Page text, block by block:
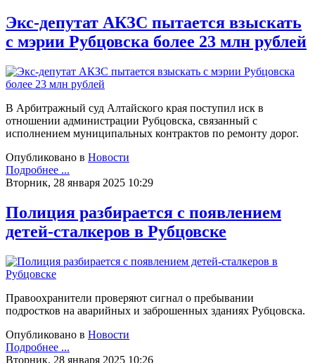
Экс-депутат АКЗС пытается взыскать
с мэрии Рубцовска более 23 млн рублей
В Арбитражный суд Алтайского края поступил иск в
отношении администрации Рубцовска, связанный с
исполнением муниципальных контрактов по ремонту дорог.
Опубликовано в Новости
Подробнее ...
Вторник, 28 января 2025 10:29
Полиция разбирается с появлением
детей-сталкеров в Рубцовске
Правоохранители проверяют сигнал о пребывании
подростков на аварийных и заброшенных зданиях Рубцовска.
Опубликовано в Новости
Подробнее ...
Вторник, 28 января 2025 10:26